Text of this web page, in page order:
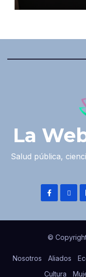
La
Salud pública,
©
Nosotros Aliados
Cultura